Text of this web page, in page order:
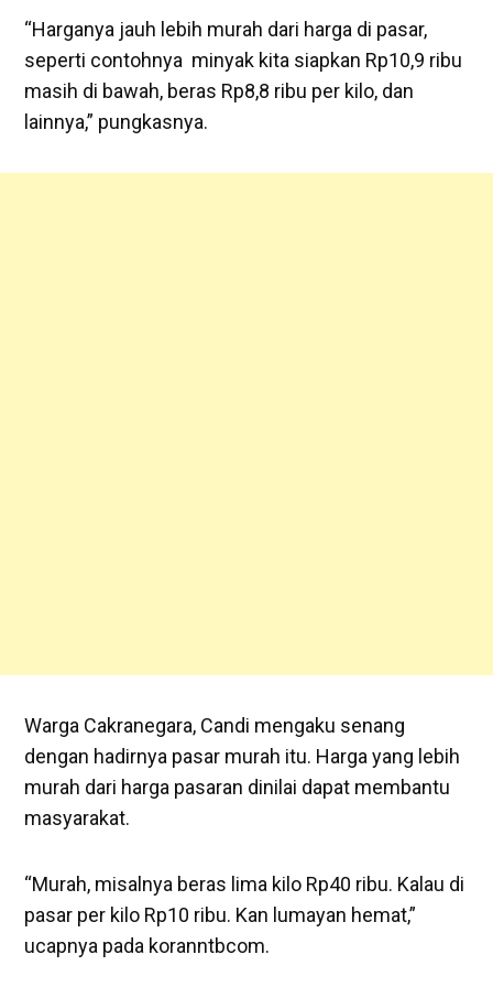
“Harganya jauh lebih murah dari harga di pasar,
seperti contohnya minyak kita siapkan Rp10,9 ribu
masih di bawah, beras Rp8,8 ribu per kilo, dan
lainnya,” pungkasnya.
Warga Cakranegara, Candi mengaku senang
dengan hadirnya pasar murah itu. Harga yang lebih
murah dari harga pasaran dinilai dapat membantu
masyarakat.
“Murah, misalnya beras lima kilo Rp40 ribu. Kalau di
pasar per kilo Rp10 ribu. Kan lumayan hemat,”
ucapnya pada koranntbcom.